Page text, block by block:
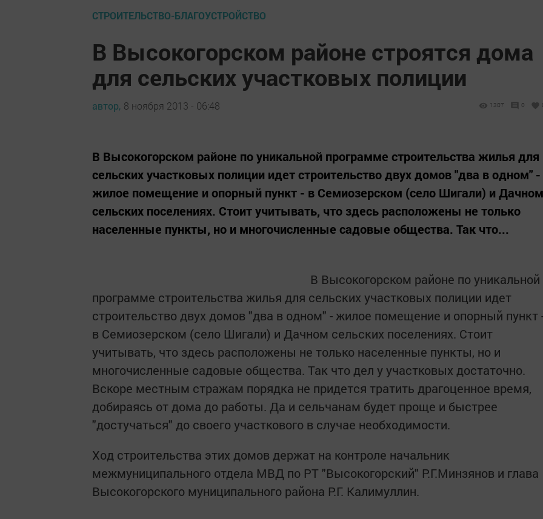
СТРОИТЕЛЬСТВО-БЛАГОУСТРОЙСТВО
В Высокогорском районе строятся дома
для сельских участковых полиции
автор, 8 ноября 2013 - 06:48 1307 0
В Высокогорском районе по уникальной программе строительства жилья для
сельских участковых полиции идет строительство двух домов "два в одном" -
жилое помещение и опорный пункт - в Семиозерском (село Шигали) и Дачном
сельских поселениях. Стоит учитывать, что здесь расположены не только
населенные пункты, но и многочисленные садовые общества. Так что...
В Высокогорском районе по уникальной
программе строительства жилья для сельских участковых полиции идет
строительство двух домов "два в одном" - жилое помещение и опорный пункт
в Семиозерском (село Шигали) и Дачном сельских поселениях. Стоит
учитывать, что здесь расположены не только населенные пункты, но и
многочисленные садовые общества. Так что дел у участковых достаточно.
Вскоре местным стражам порядка не придется тратить драгоценное время,
добираясь от дома до работы. Да и сельчанам будет проще и быстрее
"достучаться" до своего участкового в случае необходимости.
Ход строительства этих домов держат на контроле начальник
межмуниципального отдела МВД по РТ "Высокогорский" Р.Г.Минзянов и глава
Высокогорского муниципального района Р.Г. Калимуллин.